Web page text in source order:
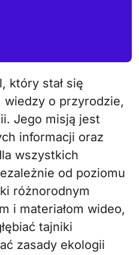
o przyrodzie,
Jego misją jest
informacji oraz
wszystkich
od poziomu
różnorodnym
i materiałom wideo,
tajniki
zasady ekologii